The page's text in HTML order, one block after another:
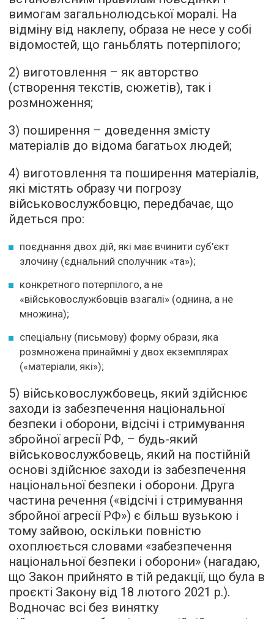
вимогам загальнолюдської моралі. На
відміну від наклепу, образа не несе у собі
відомостей, що ганьблять потерпілого;
2) виготовлення – як авторство
(створення текстів, сюжетів), так і
розмноження;
3) поширення – доведення змісту
матеріалів до відома багатьох людей;
4) виготовлення та поширення матеріалів,
які містять образу чи погрозу
військовослужбовцю, передбачає, що
йдеться про:
поєднання двох дій, які має вчинити суб’єкт
злочину (єднальний сполучник «та»);
конкретного потерпілого, а не
«військовослужбовців взагалі» (однина, а не
множина);
спеціальну (письмову) форму образи, яка
розмножена принаймні у двох екземплярах
(«матеріали, які»);
5) військовослужбовець, який здійснює
заходи із забезпечення національної
безпеки і оборони, відсічі і стримування
збройної агресії РФ, – будь-який
військовослужбовець, який на постійній
основі здійснює заходи із забезпечення
національної безпеки і оборони. Друга
частина речення («відсічі і стримування
збройної агресії РФ») є більш вузькою і
тому зайвою, оскільки повністю
охоплюється словами «забезпечення
національної безпеки і оборони» (нагадаю,
що Закон прийнято в тій редакції, що була в
проєкті Закону від 18 лютого 2021 р.).
Водночас всі без винятку